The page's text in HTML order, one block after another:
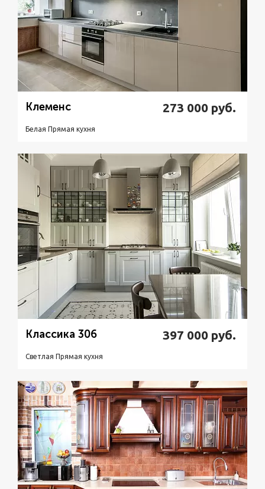
Клеменс 273 000 руб.
Белая Прямая кухня
Подробнее Узнать стоимость
Классика 306 397 000 руб.
Светлая Прямая кухня
Подробнее Узнать стоимость